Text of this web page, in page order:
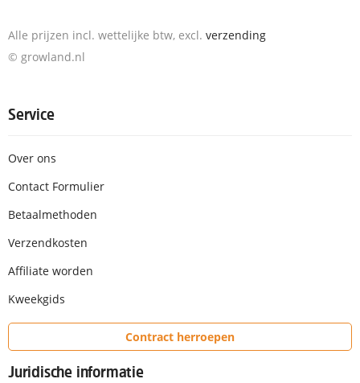
Alle prijzen incl. wettelijke btw, excl. verzending
© growland.nl
Service
Over ons
Contact Formulier
Betaalmethoden
Verzendkosten
Affiliate worden
Kweekgids
Contract herroepen
Juridische informatie